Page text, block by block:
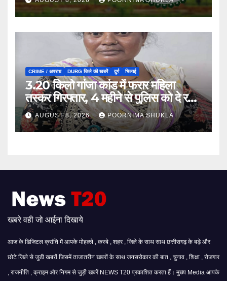
CRIME / अपराध DURG जिले की खबरें दुर्ग भिलाई
3.20 किलो गांजा कांड में फरार महिला
तस्कर गिरफ्तार, 4 महीने से पुलिस को दे रही
थी चकमा…
AUGUST 8, 2026 POORNIMA SHUKLA
खबरे वही जो आईना दिखाये
आज के डिजिटल क्रांति में आपके मोहल्ले , कस्बे , शहर , जिले के साथ साथ छत्तीसगढ़ के बड़े और
छोटे जिले से जुडी खबरों जिसमें ताजातरीन खबरों के साथ जनसरोकार की बात , चुनाव , शिक्षा , रोजगार
, राजनीति , क्राइम और निगम से जुड़ी खबरें NEWS T20 प्रकाशित करता हैं। मुख्य Media आपके